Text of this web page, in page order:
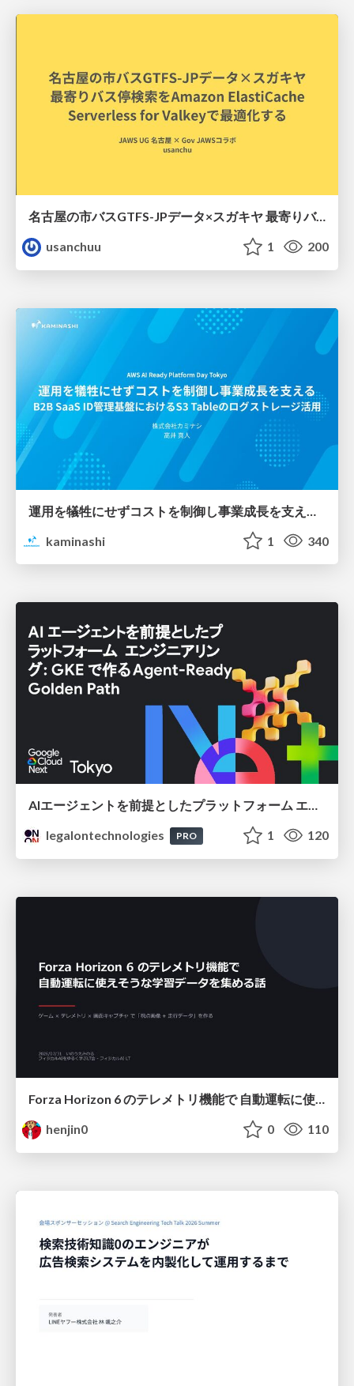
名古屋の市バスGTFS-JPデータ×スガキヤ 最寄りバス停検索をAmazon ElastiCache Serverless for Valkeyで最適化する
usanchuu
1 200
kaminashi
1 340
AIエージェントを前提としたプラットフォーム エンジニアリング：GKEで作るAgent-Ready Golden Path
legalontechnologies
PRO 1 120
Forza Horizon 6 のテレメトリ機能で 自動運転に使えそうな学習データを集める話
henjin0
0 110